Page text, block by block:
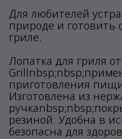
Для любителей
природе и
гриле.
Лопатка для гриля
приготовления
Изготовлена из
резиной. Удобна в
безопасна для